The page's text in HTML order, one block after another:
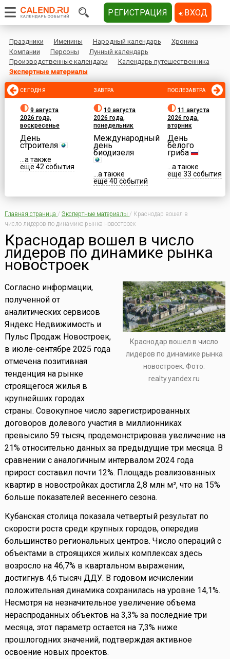
Праздники Именины Народный календарь
Хроника
Компании
Персоны
Лунный календарь
Производственные календари
Календарь путешественника
Экспертные материалы
СЕГОДНЯ
9 августа
2026 года,
воскресенье
День
строителя
...а также
еще 42 события
ЗАВТРА
10 августа
2026 года,
понедельник
Международный
день
биодизеля
...а также
еще 40 событий
ПОСЛЕЗАВТРА
11 августа
2026 года,
вторник
День
белого
гриба
...а также
еще 33 события
Главная страница / Экспертные материалы / Краснодар вошел в
число лидеров по динамике рынка новостроек
Краснодар вошел в число
лидеров по динамике рынка
новостроек
Краснодар вошел в число
лидеров по динамике рынка
новостроек. Фото:
realty.yandex.ru
Согласно информации,
полученной от
аналитических сервисов
Яндекс Недвижимость и
Пульс Продаж Новостроек,
в июле-сентябре 2025 года
отмечена позитивная
тенденция на рынке
строящегося жилья в
крупнейших городах
страны. Совокупное число зарегистрированных
договоров долевого участия в миллионниках
превысило 59 тысяч, продемонстрировав увеличение на
21% относительно данных за предыдущие три месяца. В
сравнении с аналогичным интервалом 2024 года
прирост составил почти 12%. Площадь реализованных
квартир в новостройках достигла 2,8 млн м², что на 15%
больше показателей весеннего сезона.
Кубанская столица показала четвертый результат по
скорости роста среди крупных городов, опередив
большинство региональных центров. Число операций с
объектами в строящихся жилых комплексах здесь
возросло на 46,7% в квартальном выражении,
достигнув 4,6 тысяч ДДУ. В годовом исчислении
положительная динамика сохранилась на уровне 14,1%.
Несмотря на незначительное увеличение объема
нераспроданных объектов на 3,3% за последние три
месяца, этот параметр остается на 7,3% ниже
прошлогодних значений, подтверждая активное
освоение новых проектов.
РЕГИСТРАЦИЯ ВХОД